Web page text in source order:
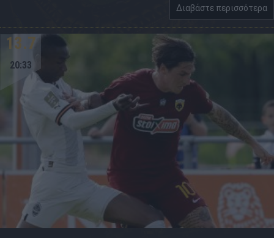
Διαβάστε περισσότερα
13.7
20:33